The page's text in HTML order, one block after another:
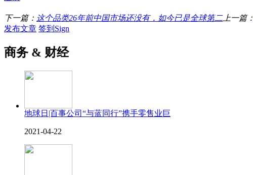
下一篇： 这个品类26年前中国市场还没有，如今已是全球第二上一篇：
发布文章 签到Sign
商务 & 财经
地球日|百事公司“与蓝同行”携手零售业巨
2021-04-22